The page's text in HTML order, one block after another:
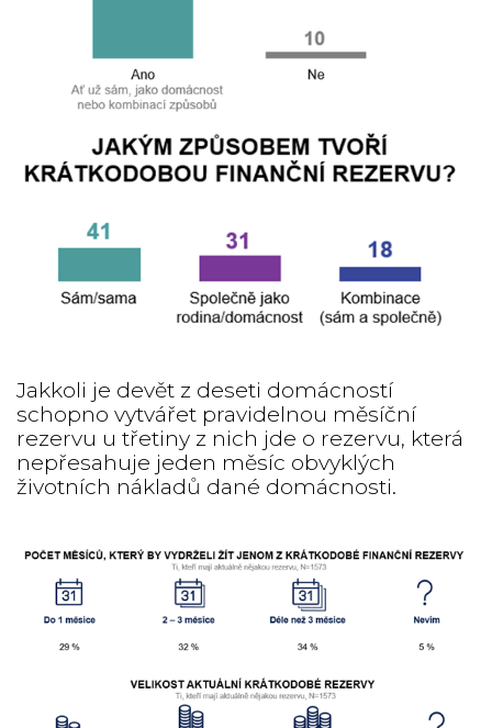
Jakkoli je devět z deseti domácností
schopno vytvářet pravidelnou měsíční
rezervu u třetiny z nich jde o rezervu, která
nepřesahuje jeden měsíc obvyklých
životních nákladů dané domácnosti.